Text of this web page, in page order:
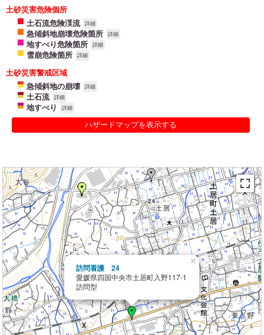
土砂災害危険個所
土石流危険渓流
詳細
急傾斜地崩壊危険箇所 詳細
地すべり危険箇所 詳細
雪崩危険箇所 詳細
土砂災害警戒区域
急傾斜地の崩壊
詳細
土石流 詳細
地すべり 詳細
ハザードマップを表示する
訪問看護 24
愛媛県四国中央市土居町入野117-1
訪問型
×